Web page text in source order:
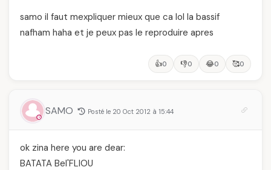
samo il faut mexpliquer mieux que ca lol la bassif
nafham haha et je peux pas le reproduire apres
👍0 👎0 😂0 🥰0
SAMO Posté le 20 Oct 2012 à 15:44
ok zina here you are dear:
BATATA Bel'FLIOU